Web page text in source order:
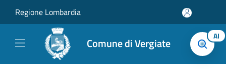
Regione Lombardia
Comune di Vergiate AI